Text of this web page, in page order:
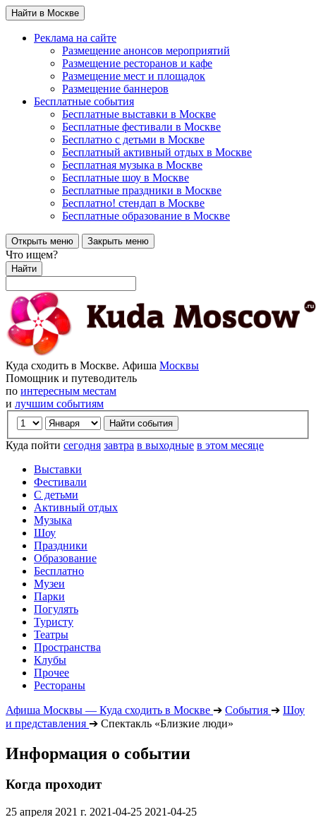
Найти в Москве
Реклама на сайте
Размещение анонсов мероприятий
Размещение ресторанов и кафе
Размещение мест и площадок
Размещение баннеров
Бесплатные события
Бесплатные выставки в Москве
Бесплатные фестивали в Москве
Бесплатно с детьми в Москве
Бесплатный активный отдых в Москве
Бесплатная музыка в Москве
Бесплатные шоу в Москве
Бесплатные праздники в Москве
Бесплатно! стендап в Москве
Бесплатные образование в Москве
Открыть меню Закрыть меню
Что ищем?
Найти
Куда сходить в Москве. Афиша Москвы
Помощник и путеводитель
по интересным местам
и лучшим событиям
Куда пойти сегодня завтра в выходные в этом месяце
Выставки
Фестивали
С детьми
Активный отдых
Музыка
Шоу
Праздники
Образование
Бесплатно
Музеи
Парки
Погулять
Туристу
Театры
Пространства
Клубы
Прочее
Рестораны
Афиша Москвы — Куда сходить в Москве ➔ События ➔ Шоу
и представления ➔ Спектакль «Близкие люди»
Информация о событии
Когда проходит
25 апреля 2021 г. 2021-04-25 2021-04-25